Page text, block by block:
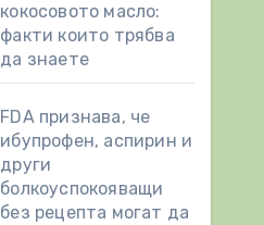
кокосовото масло:
факти които трябва
да знаете
FDA признава, че
ибупрофен, аспирин и
други
болкоуспокояващи
без рецепта могат да